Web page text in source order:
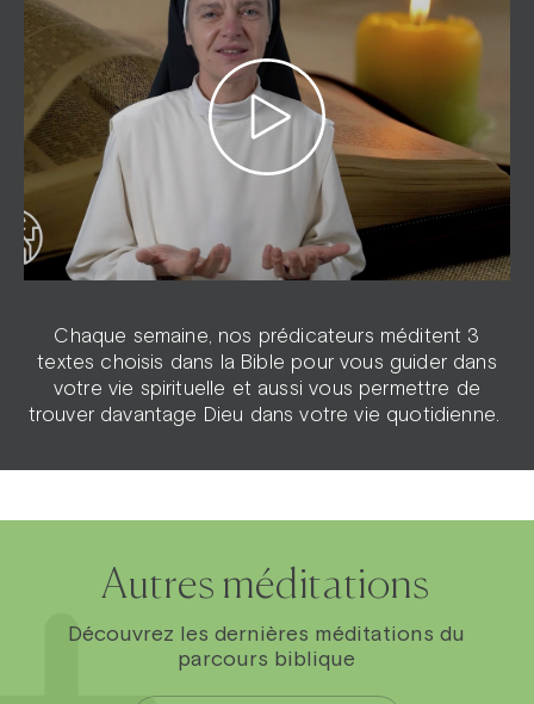
Chaque semaine, nos prédicateurs méditent 3
textes choisis dans la Bible pour vous guider dans
votre vie spirituelle et aussi vous permettre de
trouver davantage Dieu dans votre vie quotidienne.
Autres méditations
Découvrez les dernières méditations du
parcours biblique